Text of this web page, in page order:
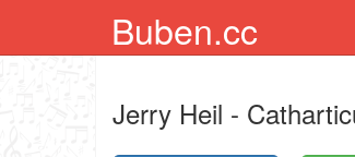
Buben.cc
Jerry Heil -